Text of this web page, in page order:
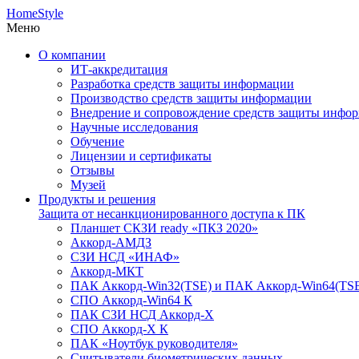
HomeStyle
Меню
О компании
ИТ-аккредитация
Разработка средств защиты информации
Производство средств защиты информации
Внедрение и сопровождение средств защиты
Научные исследования
Обучение
Лицензии и сертификаты
Отзывы
Музей
Продукты и решения
Защита от несанкционированного доступа к ПК
Планшет СКЗИ ready «ПКЗ 2020»
Аккорд-АМДЗ
СЗИ НСД «ИНАФ»
Аккорд-МКТ
ПАК Аккорд-Win32(TSE) и ПАК Аккорд-
СПО Аккорд-Win64 К
ПАК СЗИ НСД Аккорд-X
СПО Аккорд-X К
ПАК «Ноутбук руководителя»